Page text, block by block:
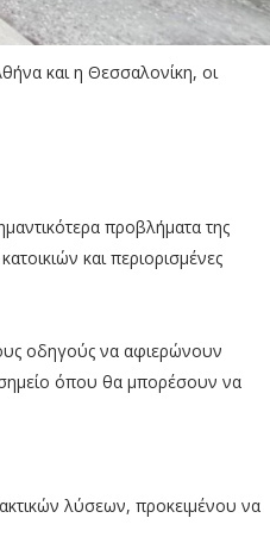
και η Θεσσαλονίκη, οι
προβλήματα της
και περιορισμένες
οδηγούς να αφιερώνουν
όπου θα μπορέσουν να
λύσεων, προκειμένου να